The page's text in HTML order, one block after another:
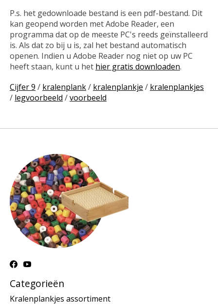
P.s. het gedownloade bestand is een pdf-bestand. Dit
kan geopend worden met Adobe Reader, een
programma dat op de meeste PC's reeds geïnstalleerd
is. Als dat zo bij u is, zal het bestand automatisch
openen. Indien u Adobe Reader nog niet op uw PC
heeft staan, kunt u het hier gratis downloaden.
Cijfer 9 / kralenplank/ kralenplankje / kralenplankjes
/ legvoorbeeld /voorbeeld
Categorieën
Kralenplankjes assortiment